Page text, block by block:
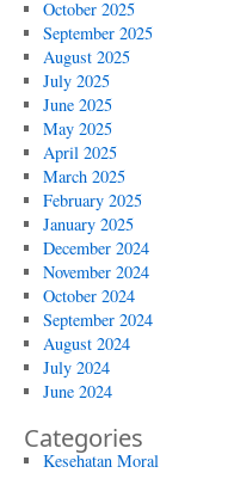
October 2025
September 2025
August 2025
July 2025
June 2025
May 2025
April 2025
March 2025
February 2025
January 2025
December 2024
November 2024
October 2024
September 2024
August 2024
July 2024
June 2024
Categories
Kesehatan Moral